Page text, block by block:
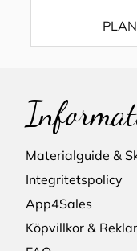
Materialguide &
Integritetspolicy
App4Sales
Köpvillkor &